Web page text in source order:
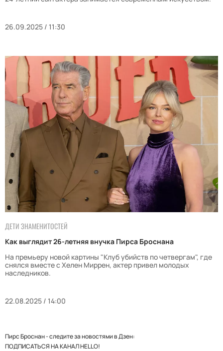
26.09.2025 / 11:30
ДЕТИ ЗНАМЕНИТОСТЕЙ
Как выглядит 26-летняя внучка Пирса Броснана
На премьеру новой картины "Клуб убийств по четвергам", где
снялся вместе с Хелен Миррен, актер привел молодых
наследников.
22.08.2025 / 14:00
Пирс Броснан - следите за новостями в Дзен:
ПОДПИСАТЬСЯ НА КАНАЛ HELLO!